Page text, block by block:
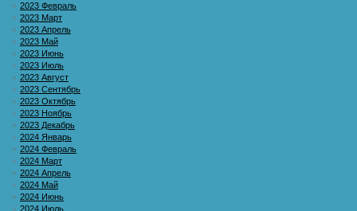
2023 Февраль
2023 Март
2023 Апрель
2023 Май
2023 Июнь
2023 Июль
2023 Август
2023 Сентябрь
2023 Октябрь
2023 Ноябрь
2023 Декабрь
2024 Январь
2024 Февраль
2024 Март
2024 Апрель
2024 Май
2024 Июнь
2024 Июль